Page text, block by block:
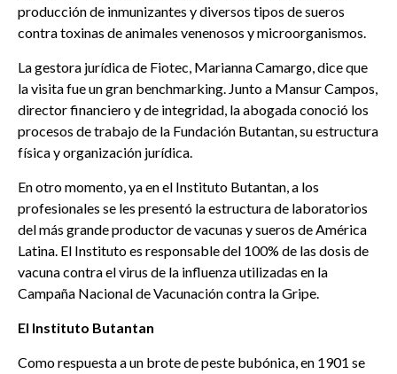
producción de inmunizantes y diversos tipos de sueros
contra toxinas de animales venenosos y microorganismos.
La gestora jurídica de Fiotec, Marianna Camargo, dice que
la visita fue un gran benchmarking. Junto a Mansur Campos,
director financiero y de integridad, la abogada conoció los
procesos de trabajo de la Fundación Butantan, su estructura
física y organización jurídica.
En otro momento, ya en el Instituto Butantan, a los
profesionales se les presentó la estructura de laboratorios
del más grande productor de vacunas y sueros de América
Latina. El Instituto es responsable del 100% de las dosis de
vacuna contra el virus de la influenza utilizadas en la
Campaña Nacional de Vacunación contra la Gripe.
El Instituto Butantan
Como respuesta a un brote de peste bubónica, en 1901 se